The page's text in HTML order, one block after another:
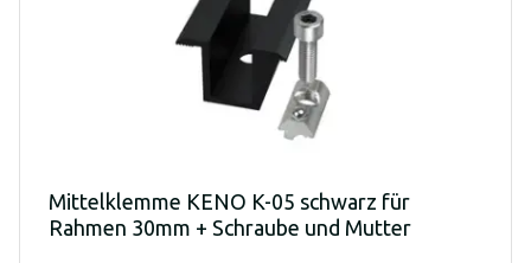
Mittelklemme KENO K-05 schwarz für
Rahmen 30mm + Schraube und Mutter